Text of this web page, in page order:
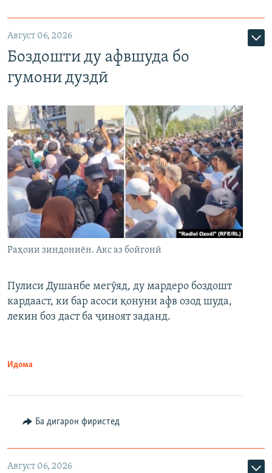
Август 06, 2026
Боздошти ду афвшуда бо
гумони дуздӣ
Раҳоии зиндониён. Акс аз бойгонӣ
Пулиси Душанбе мегӯяд, ду мардеро боздошт
кардааст, ки бар асоси қонуни афв озод шуда,
лекин боз даст ба ҷиноят заданд.
Идома
Ба дигарон фиристед
Август 06, 2026